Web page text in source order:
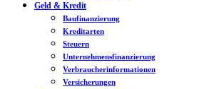
Geld & Kredit
Baufinanzierung
Kreditarten
Steuern
Unternehmensfinanzierung
Verbraucherinformationen
Versicherungen